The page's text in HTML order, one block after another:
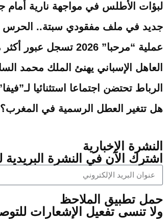
لبؤات الأطلس في مواجهة نارية أمام
جديد في ملف مفقودي سبتة.. الحرس
عملية “مرحبا” 2026 تسجل عبور أكثر من 2.74 مليون من مغاربة العالم نحو أرض الوطن
العاهل الإسباني يهنئ الملك محمد
الرباط تحتضن اجتماعا استثنائيا
هل تتغير العطل الرسمية في
النشرة الإخبارية
اشترك الآن في النشرة البريدية
‫حمل تطبيق الملاحظ
ولا تنسى تفعيل الإشعارات